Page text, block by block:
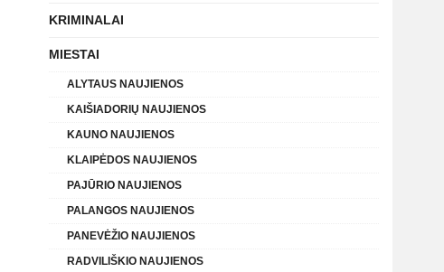
KRIMINALAI
MIESTAI
ALYTAUS NAUJIENOS
KAIŠIADORIŲ NAUJIENOS
KAUNO NAUJIENOS
KLAIPĖDOS NAUJIENOS
PAJŪRIO NAUJIENOS
PALANGOS NAUJIENOS
PANEVĖŽIO NAUJIENOS
RADVILIŠKIO NAUJIENOS